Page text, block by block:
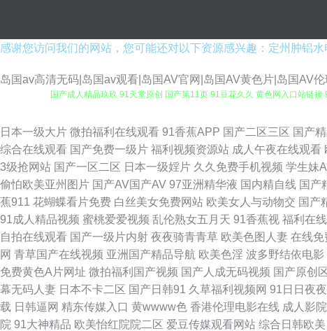
感谢您访问我们的网站，您可能还对以下资源感兴趣：定州肿铝水
岛国av高清无码|岛国av观看|岛国AV官网|岛国AV黄色片|岛国AV
国产成人精品玖玖 91天堂原创 国产第11页 91豆花久久 黄色网入口站链
线激情观看 污污色色视频网站 豆花丝袜在线 影音先锋理论片 另类转区
线观看 亚洲网黄 超碰人人成人 欧美性爱人与兽 白虎豆花AV 日本啊v免
日韩淫网区收藏 91日韩黑丝 免费91nav视频 91福利高清 精品视频在线看
狼人色航 91成人社区电影 国产传媒91在线播放 午夜av 韩国a√中文 亚洲
观 成人看片1024软件 日本影院 91资源总站大香蕉 欧美2P小视频 婷婷综
线观看 青草草视频 91大神磁力 国产综合资源在线 一本道色导航 AV鲁鲁
日本一级大片 微拍福利在线观看 91香蕉APP 国产二区三区 国产
综合在线观看 国产免费一级片 福利视频资源站 成人午夜在线观看
3级抢网站 国产一区二区 日本一级婬片 久久免费手机视频 学生妹
偷怕欧美亚州图片 国产AV国产AV 97亚洲精华液 国内精自线 国产
蕉911 花蝴蝶看片免费 白丝美女免费网站 欧美女人与动物交 国产
91成人精品视频 蜜桃爱爱视频 乱伦熟女五月天 91香蕉视 福利在
自拍在线观看 国产一级片内射 夜夜骑青青草 欧美色图人妻 在线免
网 青草国产在线视频 亚洲国产精品导航 欧美色淫 波多野结依电影
免费黄色A片网址 微拍福利国产视频 国产人成无码视频 国产原创
幕无码人妻 日本不卡二区 国产日韩91 久草福利视频网 91日日夜
载 日韩逼网 精东传媒入口 黄wwww色 香港伦理电影在线 成人影
院 91大神精品 欧美怡红院院二区 爱豆传媒观看网站 综合日韩欧美